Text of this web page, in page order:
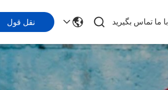
با ما تماس بگیرید نقل قول